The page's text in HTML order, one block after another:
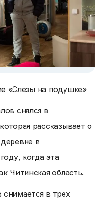
«Слезы на подушке»
снялся в
рассказывает о
в
когда эта
Читинская область.
в трех